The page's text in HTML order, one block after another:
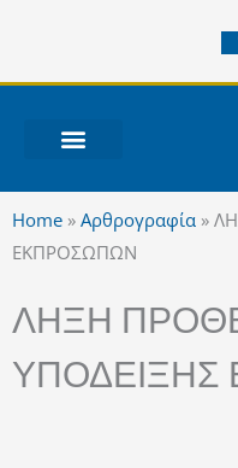
περιεχόμενο
Home » Αρθρογραφία »
ΕΚΠΡΟΣΩΠΩΝ
ΛΗΞΗ